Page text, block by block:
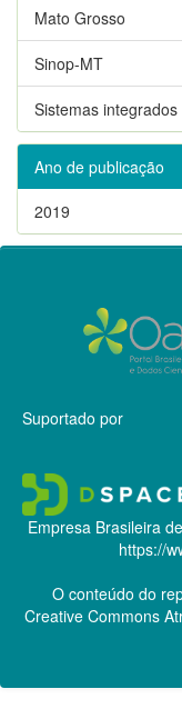
Mato Grosso
Sinop-MT
Sistemas integrados
Ano de publicação
2019
Suportado por
Empresa Brasileira
https://
O conteúdo do
Creative Commons